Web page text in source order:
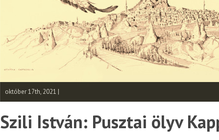
október 17th, 2021 |
Szili István: Pusztai ölyv